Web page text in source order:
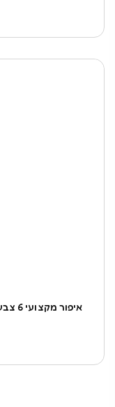
איפור מקצועי 6 צבעים